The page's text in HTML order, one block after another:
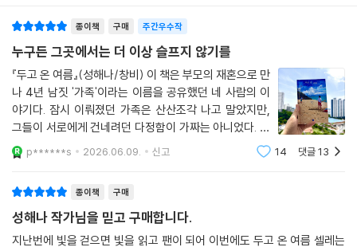
66면) 따스했던 순간 또한 곱씹는다. 아토피가 극심했던 자신과 병원에 동
행해주었던 기하 형, 치료가 끝난 뒤 함께 먹던 중국 냉면, 면 위에 엉긴 땅
콩 소스를 젓가락으로 살살 풀어주며 형이 살며시 지었던 미소 같은 것을.
우리가 친형제였다면 어땠을까, 상상해보았습니다. 우리는 둘만 아는 유머
를 주고받으며 낄낄대었겠지요. 치고받으며 싸우다가도 언제 그랬냐는 듯
금세 화해했을 겁니다. 용기나 궁리 없이도 대수롭지 않게 연약한 마음을
내비쳤을 수도 있겠지요. 그런 과거가 있다면. 그런 미래가 있다면.(61면)
제대로 매듭짓지 못한 관계와 감정은 두 사람에게 “아무것도 두고 온 게 없
는데 무언가 두고 온 것만 같”(38면)은 기분을 남기고, 그 기분으로 인해
두 사람은 문득 뒤를 돌아본다. 기하의 기억 위에 재하의 기억이 포개어지
종이책 구매 주간우수작
누구든 그곳에서는 더 이상 슬프지 않기를
『두고 온 여름』(성해나/창비) 이 책은 부모의 재혼으로 만
나 4년 남짓 '가족'이라는 이름을 공유했던 네 사람의 이
야기다. 잠시 이뤄졌던 가족은 산산조각 나고 말았지만,
그들이 서로에게 건네려던 다정함이 가짜는 아니었다. 그
러나 결말도 이야기도, 그리 다정하진 않다. 기하의 아버
지는 평생 아날로그 필름 카메라만 고집하던 사람이다. 새
p******s 2026.06.09. 신고 14 댓글13
종이책 구매
성해나 작가님을 믿고 구매합니다.
지난번에 빛을 걷으면 빛을 읽고 팬이 되어 이번에도 두고 온 여름 셀레는